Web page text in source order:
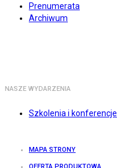
Prenumerata
Archiwum
NASZE WYDARZENIA
Szkolenia i konferencje
MAPA STRONY